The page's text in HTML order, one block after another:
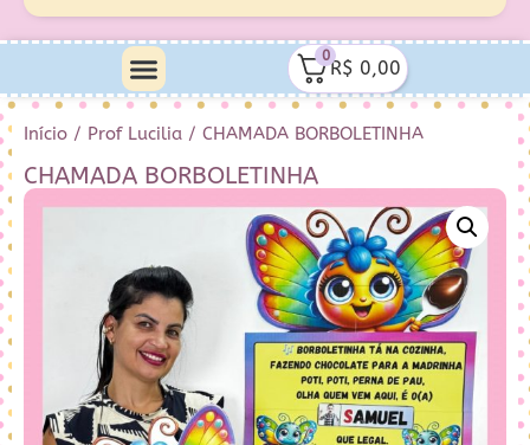
0
R$ 0,00
Início / Prof Lucilia / CHAMADA BORBOLETINHA
CHAMADA BORBOLETINHA